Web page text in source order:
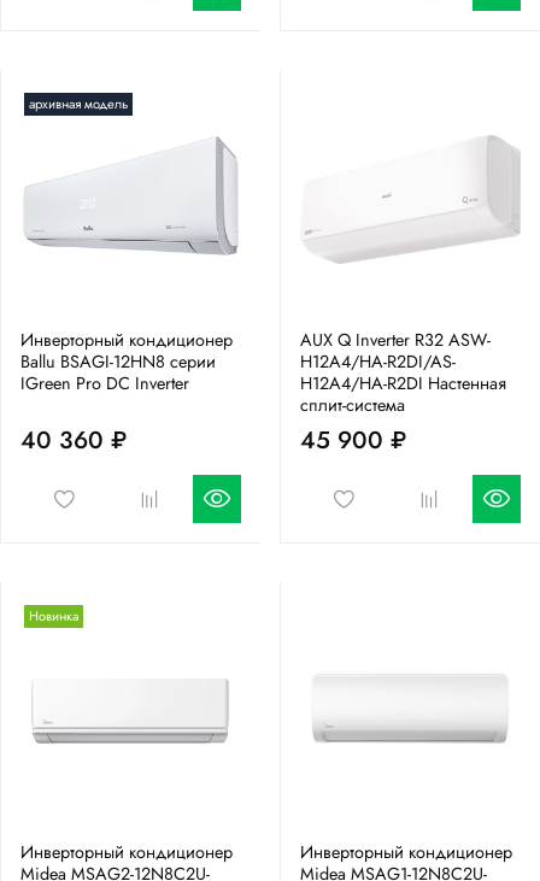
архивная модель
Инверторный кондиционер
Ballu BSAGI-12HN8 серии
IGreen Pro DC Inverter
40 360 ₽
AUX Q Inverter R32 ASW-
H12A4/HA-R2DI/AS-
H12A4/HA-R2DI Настенная
сплит-система
45 900 ₽
Новинка
Инверторный кондиционер
Midea MSAG2-12N8C2U-
Инверторный кондиционер
Midea MSAG1-12N8C2U-